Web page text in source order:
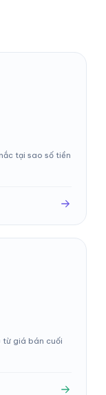
tại sao số tiền
từ giá bán cuối